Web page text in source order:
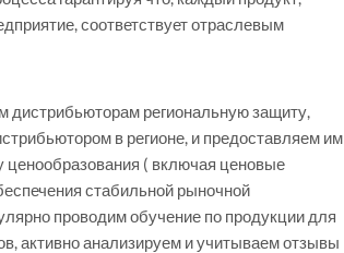
соответствует отраслевым
региональную защиту,
в регионе, и предоставляем им
ценообразования ( включая ценовые
стабильной рыночной
проводим обучение по продукции для
активно анализируем и учитываем отзывы